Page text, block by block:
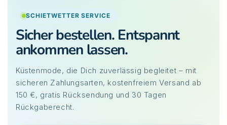
SCHIETWETTER SERVICE
Sicher bestellen. Entspannt
ankommen lassen.
Küstenmode, die Dich zuverlässig begleitet – mit
sicheren Zahlungsarten, kostenfreiem Versand ab
150 €, gratis Rücksendung und 30 Tagen
Rückgaberecht.